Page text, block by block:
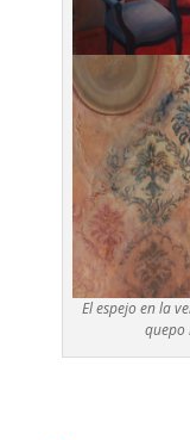
El espejo en la
quepo